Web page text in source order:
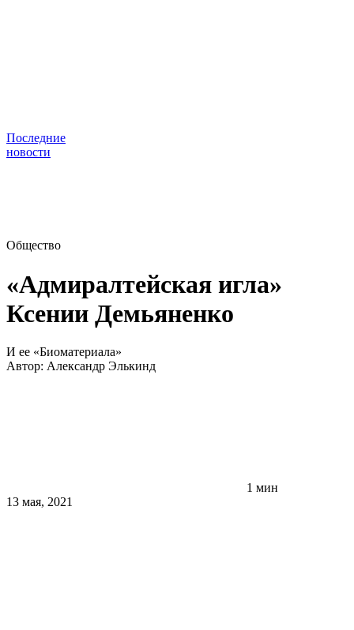
Последние
новости
Общество
«Адмиралтейская игла»
Ксении Демьяненко
И ее «Биоматериала»
Автор: Александр Элькинд
1 мин
13 мая, 2021